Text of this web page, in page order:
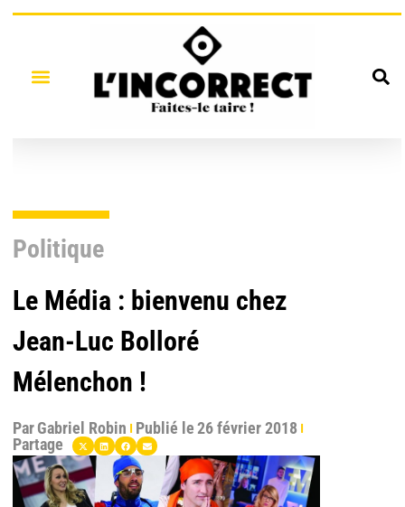
Politique
Le Média : bienvenu chez
Jean-Luc Bolloré
Mélenchon !
ParGabriel Robin Publié le26 février 2018
Partage